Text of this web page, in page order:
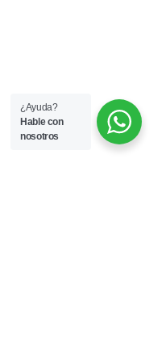
¿Ayuda?
Hable con
nosotros